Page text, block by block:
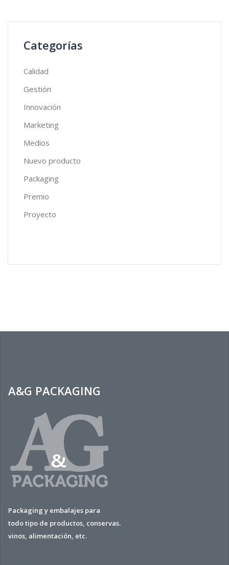
Categorías
Calidad
Gestión
Innovación
Marketing
Medios
Nuevo producto
Packaging
Premio
Proyecto
A&G PACKAGING
Packaging y embalajes para
todo tipo de productos, conservas.
vinos, alimentación, etc.